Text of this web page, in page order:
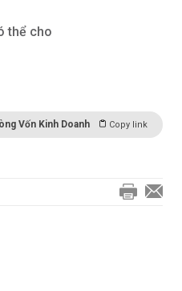
thể cho
Vốn Kinh Doanh Copy link